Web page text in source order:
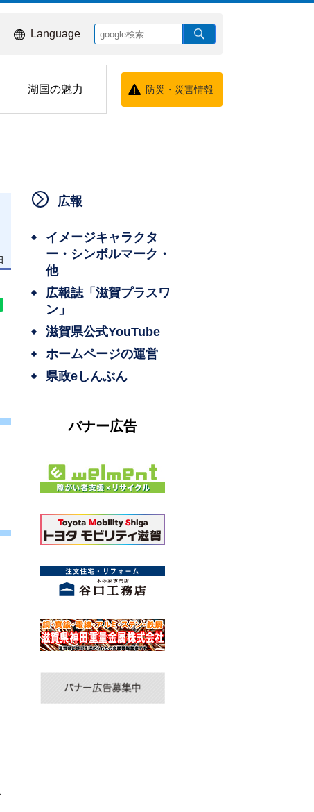
Language
湖国の魅力 防災・災害情報
広報
イメージキャラクタ
ー・シンボルマーク・
他
広報誌「滋賀プラスワ
ン」
滋賀県公式YouTube
ホームページの運営
県政eしんぶん
バナー広告